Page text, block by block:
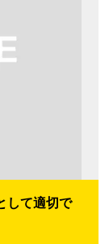
して適切で